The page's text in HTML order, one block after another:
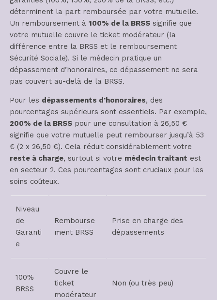
déterminent la part remboursée par votre mutuelle.
Un remboursement à 100% de la BRSS signifie que
votre mutuelle couvre le ticket modérateur (la
différence entre la BRSS et le remboursement
Sécurité Sociale). Si le médecin pratique un
dépassement d’honoraires, ce dépassement ne sera
pas couvert au-delà de la BRSS.
Pour les dépassements d’honoraires, des
pourcentages supérieurs sont essentiels. Par exemple,
200% de la BRSS pour une consultation à 26,50 €
signifie que votre mutuelle peut rembourser jusqu’à 53
€ (2 x 26,50 €). Cela réduit considérablement votre
reste à charge, surtout si votre médecin traitant est
en secteur 2. Ces pourcentages sont cruciaux pour les
soins coûteux.
Niveau
de
Garanti
e
Rembourse
ment BRSS
Prise en charge des
dépassements
100%
BRSS
Couvre le
ticket
modérateur
Non (ou très peu)